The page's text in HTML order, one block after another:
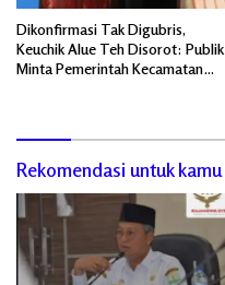
Dikonfirmasi Tak Digubris,
Keuchik Alue Teh Disorot: Publik
Minta Pemerintah Kecamatan
Rekomendasi untuk kamu